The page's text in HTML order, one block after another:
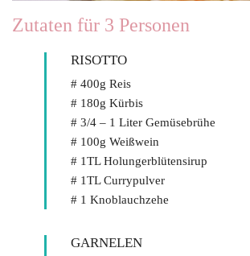
Zutaten für 3 Personen
RISOTTO
# 400g Reis
# 180g Kürbis
# 3/4 – 1 Liter Gemüsebrühe
# 100g Weißwein
# 1TL Holungerblütensirup
# 1TL Currypulver
# 1 Knoblauchzehe
GARNELEN